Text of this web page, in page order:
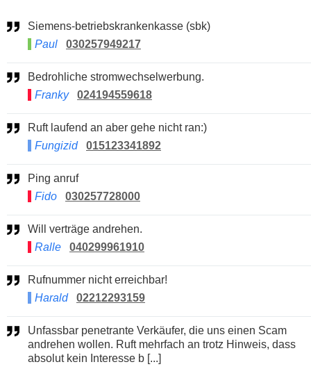
Siemens-betriebskrankenkasse (sbk)
Paul
030257949217
Bedrohliche stromwechselwerbung.
Franky
024194559618
Ruft laufend an aber gehe nicht ran:)
Fungizid
015123341892
Ping anruf
Fido
030257728000
Will verträge andrehen.
Ralle
040299961910
Rufnummer nicht erreichbar!
Harald
02212293159
Unfassbar penetrante Verkäufer, die uns einen Scam
andrehen wollen. Ruft mehrfach an trotz Hinweis, dass
absolut kein Interesse b [...]